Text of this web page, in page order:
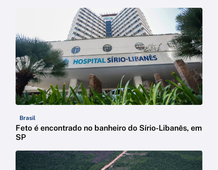
Brasil
Feto é encontrado no banheiro do Sírio-Libanês, em
SP